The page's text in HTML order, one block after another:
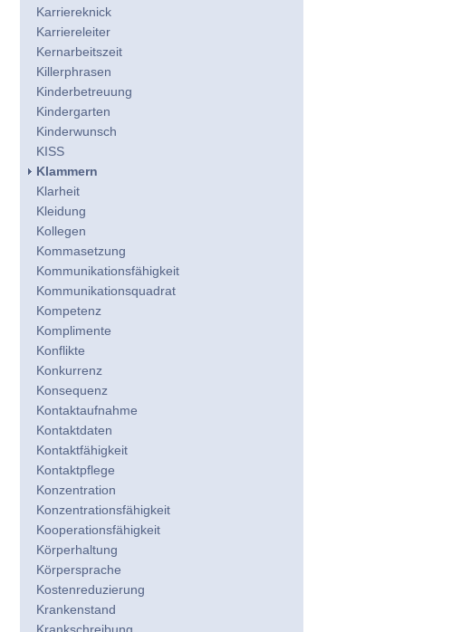
Karriereknick
Karriereleiter
Kernarbeitszeit
Killerphrasen
Kinderbetreuung
Kindergarten
Kinderwunsch
KISS
Klammern
Klarheit
Kleidung
Kollegen
Kommasetzung
Kommunikationsfähigkeit
Kommunikationsquadrat
Kompetenz
Komplimente
Konflikte
Konkurrenz
Konsequenz
Kontaktaufnahme
Kontaktdaten
Kontaktfähigkeit
Kontaktpflege
Konzentration
Konzentrationsfähigkeit
Kooperationsfähigkeit
Körperhaltung
Körpersprache
Kostenreduzierung
Krankenstand
Krankschreibung